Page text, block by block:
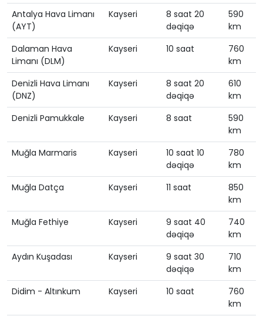
Antalya Hava Limanı
(AYT)
Kayseri
8 saat 20
dəqiqə
590
km
Dalaman Hava
Limanı (DLM)
Kayseri 10 saat
760
km
Denizli Hava Limanı
(DNZ)
Kayseri
8 saat 20
dəqiqə
610
km
Denizli Pamukkale
Kayseri 8 saat
590
km
Muğla Marmaris
Kayseri
10 saat 10
dəqiqə
780
km
Muğla Datça
Kayseri 11 saat
850
km
Muğla Fethiye
Kayseri
9 saat 40
dəqiqə
740
km
Aydın Kuşadası
Kayseri
9 saat 30
dəqiqə
710
km
Didim - Altınkum
Kayseri 10 saat
760
km